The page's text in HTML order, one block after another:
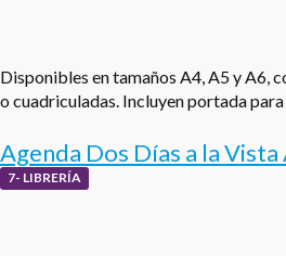
Disponibles en tamaños A4, A5 y A6,
o cuadriculadas. Incluyen portada
Agenda Dos Días a la Vista
7- LIBRERÍA